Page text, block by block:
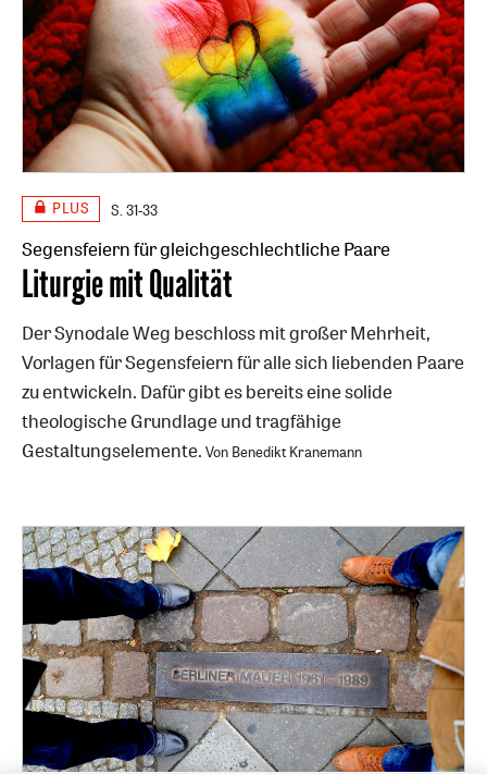
PLUS S. 31-33
Segensfeiern für gleichgeschlechtliche Paare
:
Liturgie mit Qualität
Der Synodale Weg beschloss mit großer Mehrheit,
Vorlagen für Segensfeiern für alle sich liebenden Paare
zu entwickeln. Dafür gibt es bereits eine solide
theologische Grundlage und tragfähige
Gestaltungselemente. Von Benedikt Kranemann